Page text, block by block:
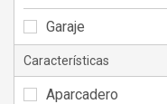
Garaje
Características
Aparcadero